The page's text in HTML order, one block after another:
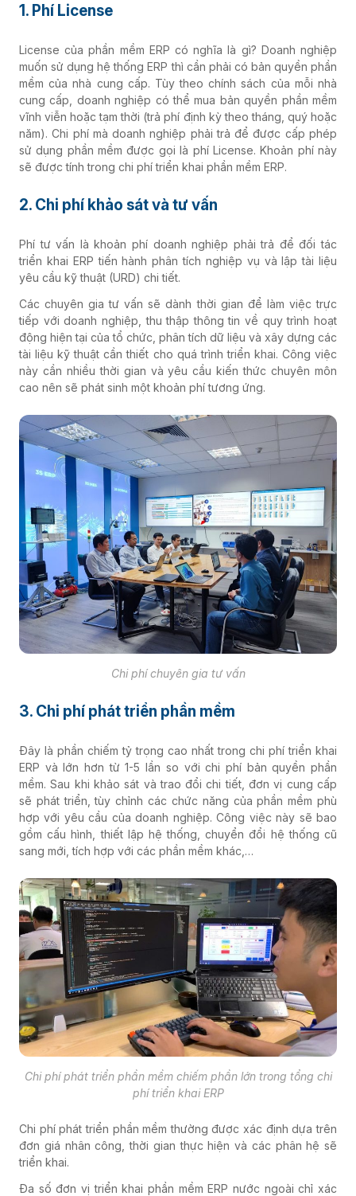
1. Phí License
License của phần mềm ERP có nghĩa là gì? Doanh nghiệp
muốn sử dụng hệ thống ERP thì cần phải có bản quyền phần
mềm của nhà cung cấp. Tùy theo chính sách của mỗi nhà
cung cấp, doanh nghiệp có thể mua bản quyền phần mềm
vĩnh viễn hoặc tạm thời (trả phí định kỳ theo tháng, quý hoặc
năm). Chi phí mà doanh nghiệp phải trả để được cấp phép
sử dụng phần mềm được gọi là phí License. Khoản phí này
sẽ được tính trong chi phí triển khai phần mềm ERP.
2. Chi phí khảo sát và tư vấn
Phí tư vấn là khoản phí doanh nghiệp phải trả để đối tác
triển khai ERP tiến hành phân tích nghiệp vụ và lập tài liệu
yêu cầu kỹ thuật (URD) chi tiết.
Các chuyên gia tư vấn sẽ dành thời gian để làm việc trực
tiếp với doanh nghiệp, thu thập thông tin về quy trình hoạt
động hiện tại của tổ chức, phân tích dữ liệu và xây dựng các
tài liệu kỹ thuật cần thiết cho quá trình triển khai. Công việc
này cần nhiều thời gian và yêu cầu kiến thức chuyên môn
cao nên sẽ phát sinh một khoản phí tương ứng.
Chi phí chuyên gia tư vấn
3. Chi phí phát triển phần mềm
Đây là phần chiếm tỷ trọng cao nhất trong chi phí triển khai
ERP và lớn hơn từ 1-5 lần so với chi phí bản quyền phần
mềm. Sau khi khảo sát và trao đổi chi tiết, đơn vị cung cấp
sẽ phát triển, tùy chỉnh các chức năng của phần mềm phù
hợp với yêu cầu của doanh nghiệp. Công việc này sẽ bao
gồm cấu hình, thiết lập hệ thống, chuyển đổi hệ thống cũ
sang mới, tích hợp với các phần mềm khác,…
Chi phí phát triển phần mềm chiếm phần lớn trong tổng chi
phí triển khai ERP
Chi phí phát triển phần mềm thường được xác định dựa trên
đơn giá nhân công, thời gian thực hiện và các phân hệ sẽ
triển khai.
Đa số đơn vị triển khai phần mềm ERP nước ngoài chỉ xác